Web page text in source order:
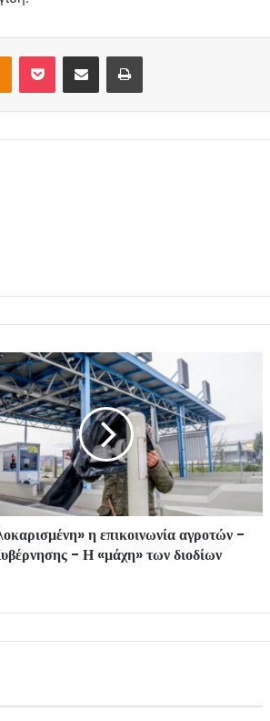
Odnoklassniki
Pocket Share via Email Print
η επικοινωνία αγροτών -
- Η «μάχη» των διοδίων